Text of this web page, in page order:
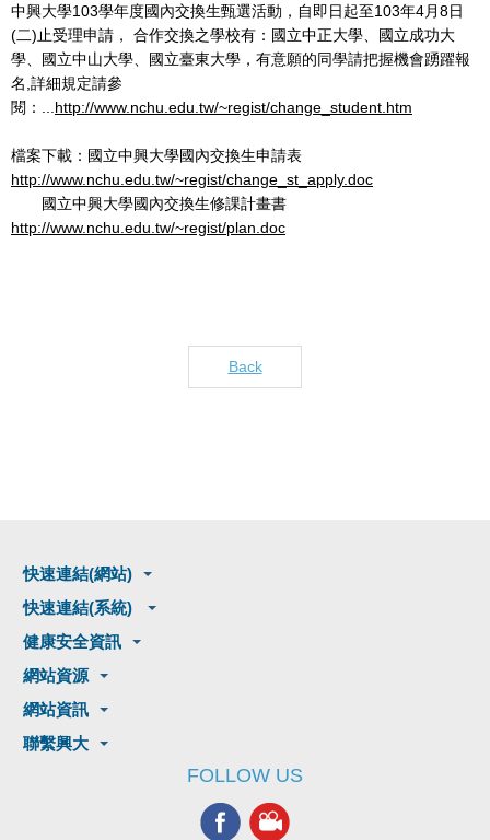
中興大學103學年度國內交換生甄選活動，自即日起至103年4月8日
(二)止受理申請， 合作交換之學校有：國立中正大學、國立成功大
學、國立中山大學、國立臺東大學，有意願的同學請把握機會踴躍報
名,詳細規定請參
閱：... http://www.nchu.edu.tw/~regist/change_student.htm
檔案下載：國立中興大學國內交換生申請表
http://www.nchu.edu.tw/~regist/change_st_apply.doc
國立中興大學國內交換生修課計畫書
http://www.nchu.edu.tw/~regist/plan.doc
Back
快速連結(網站)
快速連結(系統)
健康安全資訊
網站資源
網站資訊
聯繫興大
FOLLOW US